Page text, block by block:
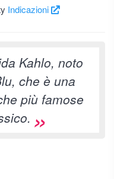
Indicazioni
Kahlo, noto
che è una
più famose